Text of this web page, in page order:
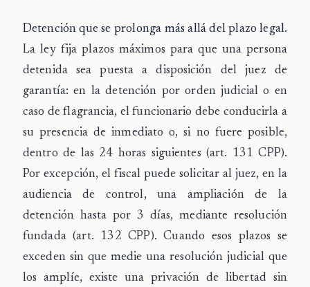
Detención que se prolonga más allá del plazo legal.
La ley fija plazos máximos para que una persona
detenida sea puesta a disposición del juez de
garantía: en la detención por orden judicial o en
caso de flagrancia, el funcionario debe conducirla a
su presencia de inmediato o, si no fuere posible,
dentro de las 24 horas siguientes (art. 131 CPP).
Por excepción, el fiscal puede solicitar al juez, en la
audiencia de control, una ampliación de la
detención hasta por 3 días, mediante resolución
fundada (art. 132 CPP). Cuando esos plazos se
exceden sin que medie una resolución judicial que
los amplíe, existe una privación de libertad sin